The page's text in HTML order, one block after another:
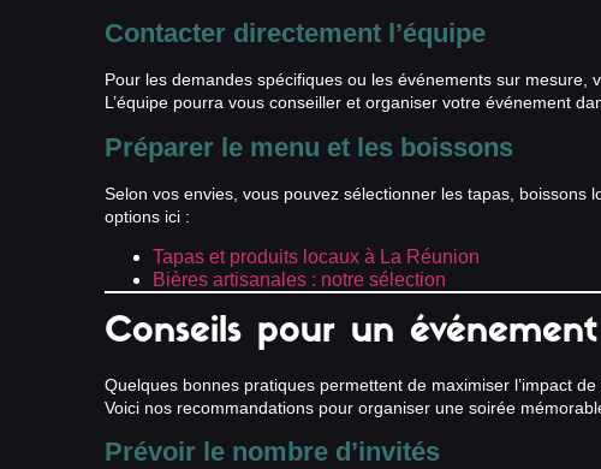
Contacter directement l’équipe
Pour les demandes spécifiques ou les événements sur mesure,
L’équipe pourra vous conseiller et organiser votre événement
Préparer le menu et les boissons
Selon vos envies, vous pouvez sélectionner les tapas, boissons
options ici :
Tapas et produits locaux à La Réunion
Bières artisanales : notre sélection
Conseils pour un événement
Quelques bonnes pratiques permettent de maximiser l’impact de
Voici nos recommandations pour organiser une soirée
Prévoir le nombre d’invités